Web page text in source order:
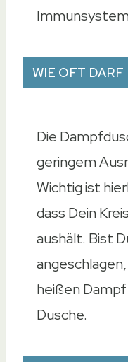
WIE OFT
Die
geringem
Wichtig ist
dass Dein
aushält. Bist
heißen
Dusche.